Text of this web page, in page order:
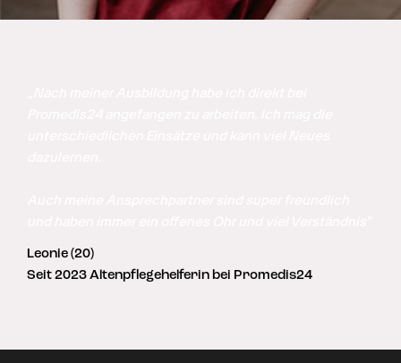
Leonie (20)
Seit 2023 Altenpflegehelferin bei Promedis24